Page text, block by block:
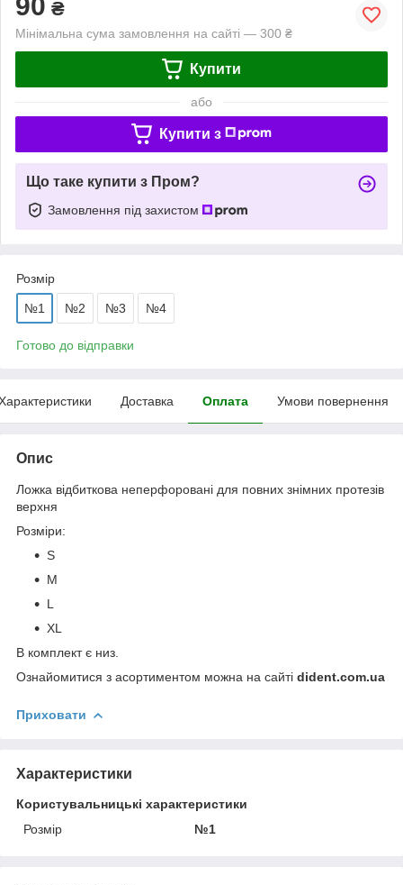
₴
Мінімальна сума замовлення на сайті — 300 ₴
Купити
або
Купити з
Що таке купити з Пром?
Замовлення під захистом
Розмір
№1 №2 №3 №4
Готово до відправки
Доставка Оплата Умови повернення
Опис
Ложка відбиткова неперфоровані для повних знімних протезів
верхня
Розміри:
S
M
L
XL
В комплект є низ.
Ознайомитися з асортиментом можна на сайті dident.com.ua
Приховати
Характеристики
Користувальницькі характеристики
Розмір
№1